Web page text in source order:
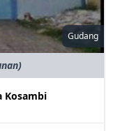
Gudang
Kosambi